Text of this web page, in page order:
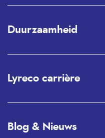
Duurzaamheid
Lyreco carrière
Blog & Nieuws